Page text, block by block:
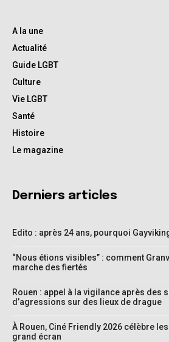
A la une
Actualité
Guide LGBT
Culture
Vie LGBT
Santé
Histoire
Le magazine
Derniers articles
Edito : après 24 ans, pourquoi
“Nous étions visibles” : comment
marche des fiertés
Rouen : appel à la vigilance après des
d’agressions sur des lieux de drague
À Rouen, Ciné Friendly 2026 célèbre
grand écran